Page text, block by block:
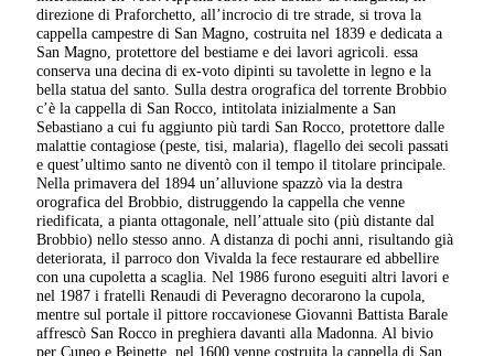
direzione di Praforchetto, all’incrocio di tre strade, si trova la
cappella campestre di San Magno, costruita nel 1839 e dedicata a
San Magno, protettore del bestiame e dei lavori agricoli. essa
conserva una decina di ex-voto dipinti su tavolette in legno e la
bella statua del santo. Sulla destra orografica del torrente Brobbio
c’è la cappella di San Rocco, intitolata inizialmente a San
Sebastiano a cui fu aggiunto più tardi San Rocco, protettore dalle
malattie contagiose (peste, tisi, malaria), flagello dei secoli passati
e quest’ultimo santo ne diventò con il tempo il titolare principale.
Nella primavera del 1894 un’alluvione spazzò via la destra
orografica del Brobbio, distruggendo la cappella che venne
riedificata, a pianta ottagonale, nell’attuale sito (più distante dal
Brobbio) nello stesso anno. A distanza di pochi anni, risultando già
deteriorata, il parroco don Vivalda la fece restaurare ed abbellire
con una cupoletta a scaglia. Nel 1986 furono eseguiti altri lavori e
nel 1987 i fratelli Renaudi di Peveragno decorarono la cupola,
mentre sul portale il pittore roccavionese Giovanni Battista Barale
affrescò San Rocco in preghiera davanti alla Madonna. Al bivio
per Cuneo e Beinette, nel 1600 venne costruita la cappella di San